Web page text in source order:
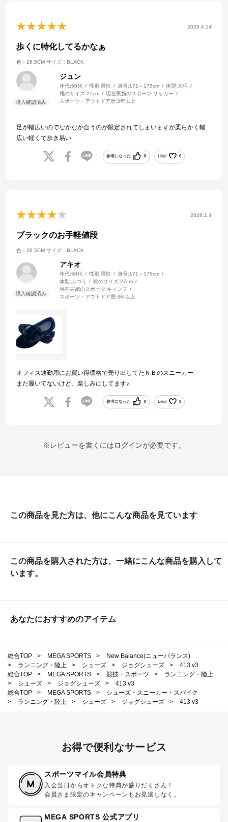
2026.4.14
歩くに特化してるかなぁ
色：26.5CM サイズ：BLACK
ジュン
年代:50代 性別:男性 身長:171～175cm 体型:大柄
靴のサイズ:27cm 現在実施のスポーツ:サッカー
スポーツ・アウトドア歴:3年以上
足が幅広いのでなかなか合うのが限定されてしまいますが柔らかく幅
広い軽くて歩き易い
参考になった 0 Like! 0
2026.1.4
ブラックのお手軽値段
色：26.5CM サイズ：BLACK
アキオ
年代:50代 性別:男性 身長:171～175cm
体型: ふつう 靴のサイズ:27cm
現在実施のスポーツ:キャンプ
スポーツ・アウトドア歴:3年以上
オフィス通勤用にお買い得価格で売り出してたＮＢのスニーカー
まだ履いてないけど、楽しみにしてます♪
参考になった 0 Like! 0
※レビューを書くにはログインが必要です。
この商品を見た方は、他にこんな商品を見ています
この商品を購入された方は、一緒にこんな商品を購入して
います。
あなたにおすすめのアイテム
総合TOP > MEGA SPORTS >
New Balance(ニューバランス)
>
ランニング・陸上 > シューズ > ジョグシューズ >
413 v3
総合TOP
> MEGA SPORTS > 競技・スポーツ >
ランニング・陸上
>
シューズ > ジョグシューズ >
413 v3
総合TOP
> MEGA SPORTS >
シューズ・スニーカー・スパイク
>
ランニング・陸上 > シューズ > ジョグシューズ > 413 v3
お得で便利なサービス
スポーツマイル会員特典
入会当日からオトクな特典が盛りだくさん！
会員さま限定のキャンペーンもお見逃しなく。
MEGA SPORTS 公式アプリ